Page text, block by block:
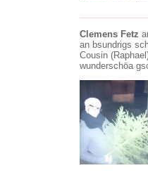
Clemens Fetz
an bsundrigs
Cousin
wunderschöa